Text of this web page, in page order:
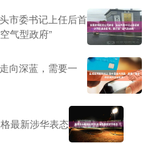
市委书记上任后首
气型政府”
向深蓝，需要一
最新涉华表态